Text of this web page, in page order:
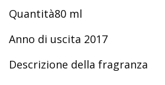
Quantità80 ml
Anno di uscita 2017
Descrizione della fragranza